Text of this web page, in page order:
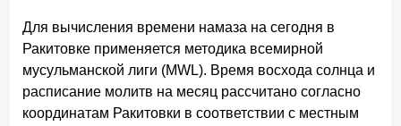
Для вычисления времени намаза на сегодня в
Ракитовке применяется методика всемирной
мусульманской лиги (MWL). Время восхода солнца и
расписание молитв на месяц рассчитано согласно
координатам Ракитовки в соответствии с местным